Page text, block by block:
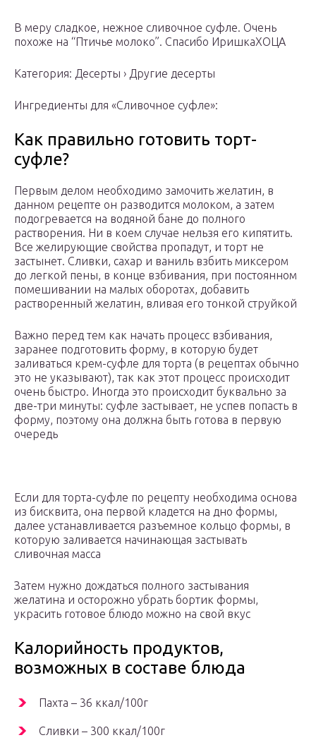
В меру сладкое, нежное сливочное суфле. Очень
похоже на “Птичье молоко”. Спасибо ИришкаХОЦА
Категория: Десерты › Другие десерты
Ингредиенты для «Сливочное суфле»:
Как правильно готовить торт-
суфле?
Первым делом необходимо замочить желатин, в
данном рецепте он разводится молоком, а затем
подогревается на водяной бане до полного
растворения. Ни в коем случае нельзя его кипятить.
Все желирующие свойства пропадут, и торт не
застынет. Сливки, сахар и ваниль взбить миксером
до легкой пены, в конце взбивания, при постоянном
помешивании на малых оборотах, добавить
растворенный желатин, вливая его тонкой струйкой
Важно перед тем как начать процесс взбивания,
заранее подготовить форму, в которую будет
заливаться крем-суфле для торта (в рецептах обычно
это не указывают), так как этот процесс происходит
очень быстро. Иногда это происходит буквально за
две-три минуты: суфле застывает, не успев попасть в
форму, поэтому она должна быть готова в первую
очередь
Если для торта-суфле по рецепту необходима основа
из бисквита, она первой кладется на дно формы,
далее устанавливается разъемное кольцо формы, в
которую заливается начинающая застывать
сливочная масса
Затем нужно дождаться полного застывания
желатина и осторожно убрать бортик формы,
украсить готовое блюдо можно на свой вкус
Калорийность продуктов,
возможных в составе блюда
Пахта – 36 ккал/100г
Сливки – 300 ккал/100г